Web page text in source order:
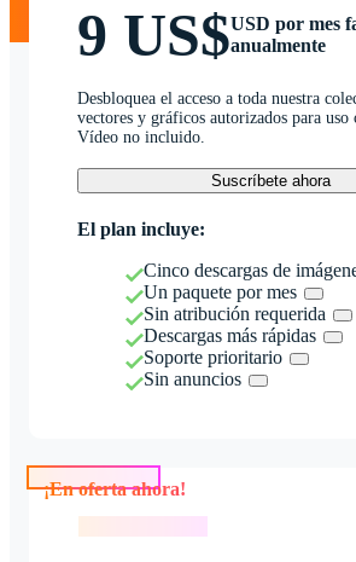
9 US$USD por mes
anualmente
Desbloquea el acceso a toda nuestra
vectores y gráficos autorizados para uso
Vídeo no incluido.
Suscríbete ahora
El plan incluye:
Cinco descargas de
Un paquete por mes
Sin atribución requerida
Descargas más rápidas
Soporte prioritario
Sin anuncios